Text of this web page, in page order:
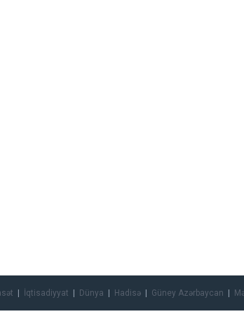
İqtisadiyyat Dünya Hadisə Güney Azərbaycan